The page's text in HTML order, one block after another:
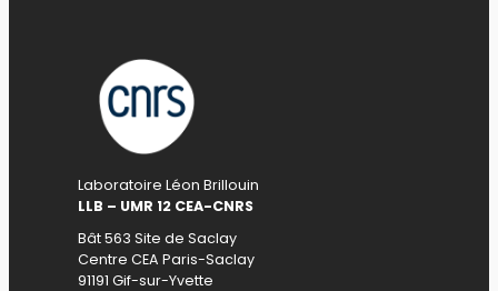
Laboratoire Léon Brillouin
LLB – UMR 12 CEA-CNRS
Bât 563 Site de Saclay
Centre CEA Paris-Saclay
91191 Gif-sur-Yvette